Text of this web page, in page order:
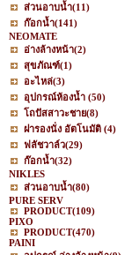
ส่วนอาบน้ำ(11)
ก๊อกน้ำ(141)
NEOMATE
อ่างล้างหน้า(2)
สุขภัณฑ์(1)
อะไหล่(3)
อุปกรณ์ห้องน้ำ (50)
โถปัสสาวะชาย(8)
ฝารองนั่ง อัตโนมัติ (4)
ฟลัชวาล์ว(29)
ก๊อกน้ำ(32)
NIKLES
ส่วนอาบน้ำ(80)
PURE SERV
PRODUCT(109)
PIXO
PRODUCT(470)
PAINI